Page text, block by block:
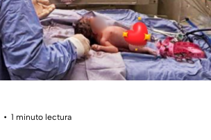
1 minuto lectura